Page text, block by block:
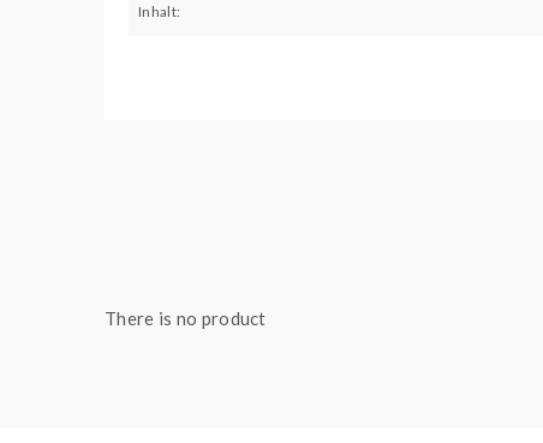
Inhalt:
There is no product